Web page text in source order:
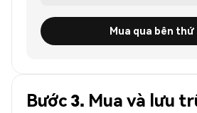
Mua qua bên thứ
Bước 3. Mua và lưu